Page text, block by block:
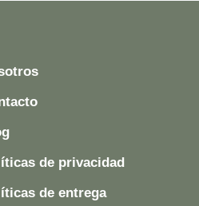
de privacidad
de entrega